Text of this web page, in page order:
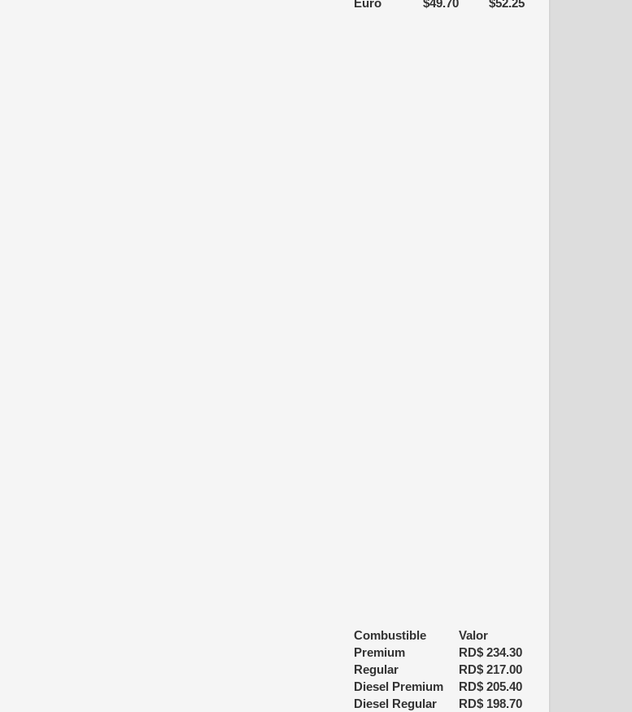
Combustible
Valor
Premium
RD$ 234.30
Regular
RD$ 217.00
Diesel Premium
RD$ 205.40
Diesel Regular
RD$ 198.70